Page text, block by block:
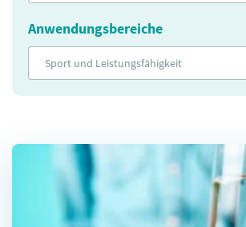
Anwendungsbereiche
Sport und Leistungsfähigkeit